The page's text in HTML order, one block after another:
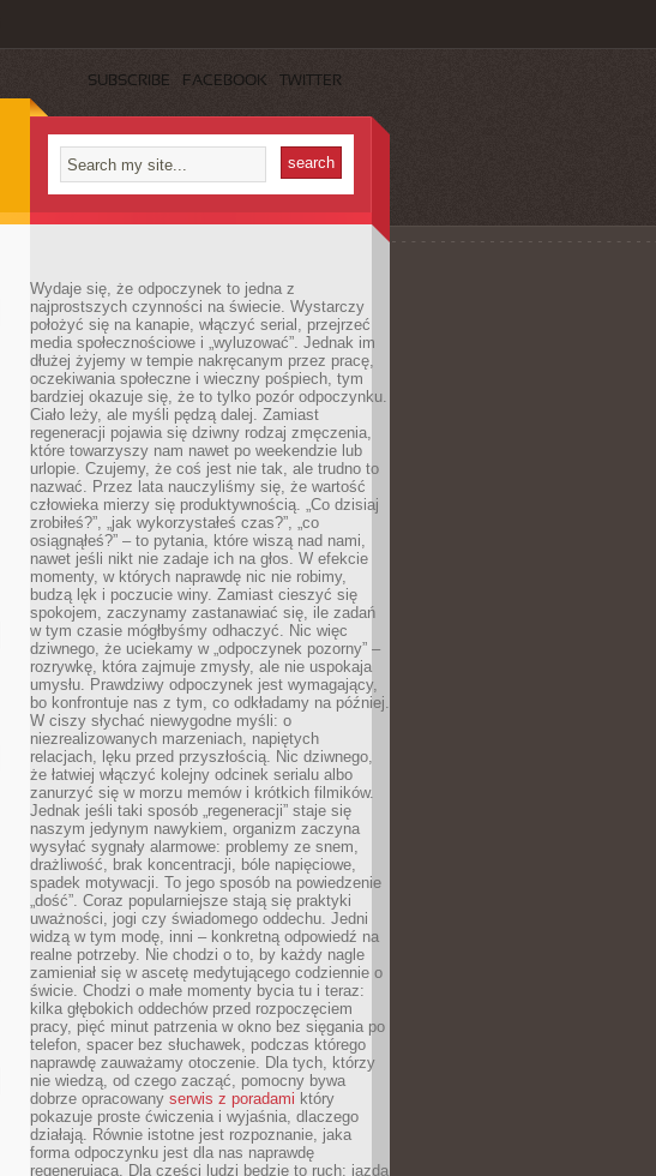
SUBSCRIBE FACEBOOK TWITTER
Wydaje się, że odpoczynek to jedna z
najprostszych czynności na świecie. Wystarczy
położyć się na kanapie, włączyć serial, przejrzeć
media społecznościowe i „wyluzować”. Jednak im
dłużej żyjemy w tempie nakręcanym przez pracę,
oczekiwania społeczne i wieczny pośpiech, tym
bardziej okazuje się, że to tylko pozór odpoczynku.
Ciało leży, ale myśli pędzą dalej. Zamiast
regeneracji pojawia się dziwny rodzaj zmęczenia,
które towarzyszy nam nawet po weekendzie lub
urlopie. Czujemy, że coś jest nie tak, ale trudno to
nazwać. Przez lata nauczyliśmy się, że wartość
człowieka mierzy się produktywnością. „Co dzisiaj
zrobiłeś?”, „jak wykorzystałeś czas?”, „co
osiągnąłeś?” – to pytania, które wiszą nad nami,
nawet jeśli nikt nie zadaje ich na głos. W efekcie
momenty, w których naprawdę nic nie robimy,
budzą lęk i poczucie winy. Zamiast cieszyć się
spokojem, zaczynamy zastanawiać się, ile zadań
w tym czasie mógłbyśmy odhaczyć. Nic więc
dziwnego, że uciekamy w „odpoczynek pozorny” –
rozrywkę, która zajmuje zmysły, ale nie uspokaja
umysłu. Prawdziwy odpoczynek jest wymagający,
bo konfrontuje nas z tym, co odkładamy na później.
W ciszy słychać niewygodne myśli: o
niezrealizowanych marzeniach, napiętych
relacjach, lęku przed przyszłością. Nic dziwnego,
że łatwiej włączyć kolejny odcinek serialu albo
zanurzyć się w morzu memów i krótkich filmików.
Jednak jeśli taki sposób „regeneracji” staje się
naszym jedynym nawykiem, organizm zaczyna
wysyłać sygnały alarmowe: problemy ze snem,
drażliwość, brak koncentracji, bóle napięciowe,
spadek motywacji. To jego sposób na powiedzenie
„dość”. Coraz popularniejsze stają się praktyki
uważności, jogi czy świadomego oddechu. Jedni
widzą w tym modę, inni – konkretną odpowiedź na
realne potrzeby. Nie chodzi o to, by każdy nagle
zamieniał się w ascetę medytującego codziennie o
świcie. Chodzi o małe momenty bycia tu i teraz:
kilka głębokich oddechów przed rozpoczęciem
pracy, pięć minut patrzenia w okno bez sięgania po
telefon, spacer bez słuchawek, podczas którego
naprawdę zauważamy otoczenie. Dla tych, którzy
nie wiedzą, od czego zacząć, pomocny bywa
dobrze opracowany serwis z poradami który
pokazuje proste ćwiczenia i wyjaśnia, dlaczego
działają. Równie istotne jest rozpoznanie, jaka
forma odpoczynku jest dla nas naprawdę
regenerująca. Dla części ludzi będzie to ruch: jazda